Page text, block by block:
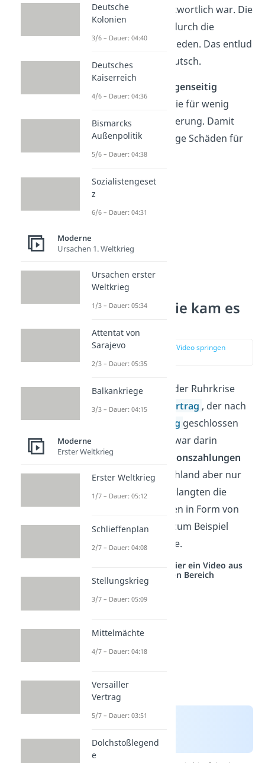
Hyperinflation verantwortlich war. Die
Bevölkerung wurde durch die
Inflation sehr unzufrieden. Das entlud
sich dann im
Hitler-Putsch.
gegenseitig
bedingten
, sorgten sie für wenig
Vertrauen in die Regierung. Damit
entstanden langfristige Schäden für
die Demokratie.
Ruhrkrise – Wie kam es
zur Stelle im Video springen
Der Ausgangspunkt der Ruhrkrise
war derVersailler Vertrag , der nach
Ersten Weltkrieg geschlossen
wurde. Deutschland war darin
verpflichtet,
Reparationszahlungen
zu leisten. Da Deutschland aber nur
wenig Geld hatte, verlangten die
Sieger 1922 Zahlungen in Form von
Sachleistungen, wie zum Beispiel
Stahl, Holz oder Kohle.
Studyflix vernetzt: Hier ein Video aus
einem anderen Bereich
Deutsche
Kolonien
3/6 – Dauer: 04:40
Deutsches
Kaiserreich
4/6 – Dauer: 04:36
Bismarcks
Außenpolitik
5/6 – Dauer: 04:38
Sozialistengeset
z
6/6 – Dauer: 04:31
Moderne
Ursachen 1. Weltkrieg
Ursachen erster
Weltkrieg
1/3 – Dauer: 05:34
Attentat von
Sarajevo
2/3 – Dauer: 05:35
Balkankriege
3/3 – Dauer: 04:15
Moderne
Erster Weltkrieg
Erster Weltkrieg
1/7 – Dauer: 05:12
Schlieffenplan
2/7 – Dauer: 04:08
Stellungskrieg
3/7 – Dauer: 05:09
Mittelmächte
4/7 – Dauer: 04:18
Versailler
Vertrag
5/7 – Dauer: 03:51
Dolchstoßlegend
e